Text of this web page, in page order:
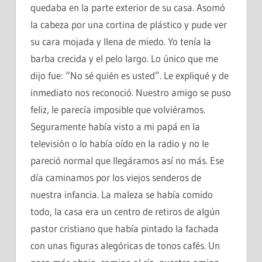
quedaba en la parte exterior de su casa. Asomó
la cabeza por una cortina de plástico y pude ver
su cara mojada y llena de miedo. Yo tenía la
barba crecida y el pelo largo. Lo único que me
dijo fue: “No sé quién es usted”. Le expliqué y de
inmediato nos reconoció. Nuestro amigo se puso
feliz, le parecía imposible que volviéramos.
Seguramente había visto a mi papá en la
televisión o lo había oído en la radio y no le
pareció normal que llegáramos así no más. Ese
día caminamos por los viejos senderos de
nuestra infancia. La maleza se había comido
todo, la casa era un centro de retiros de algún
pastor cristiano que había pintado la fachada
con unas figuras alegóricas de tonos cafés. Un